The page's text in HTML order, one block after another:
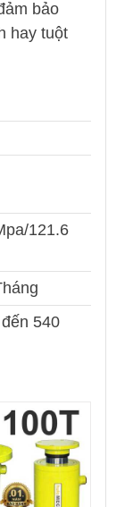
bảo
hay tuột
121.6
540